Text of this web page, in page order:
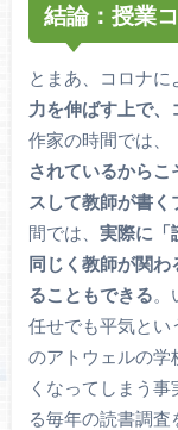
結論：授業
とまあ、コロナに
力を伸ばす上で、
作家の時間では、
されているから
スして教師が書
間では、 実際に「
同じく教師が関
ることもできる。
任せでも平気とい
のアトウェルの学
くなってしまう
る毎年の読書調